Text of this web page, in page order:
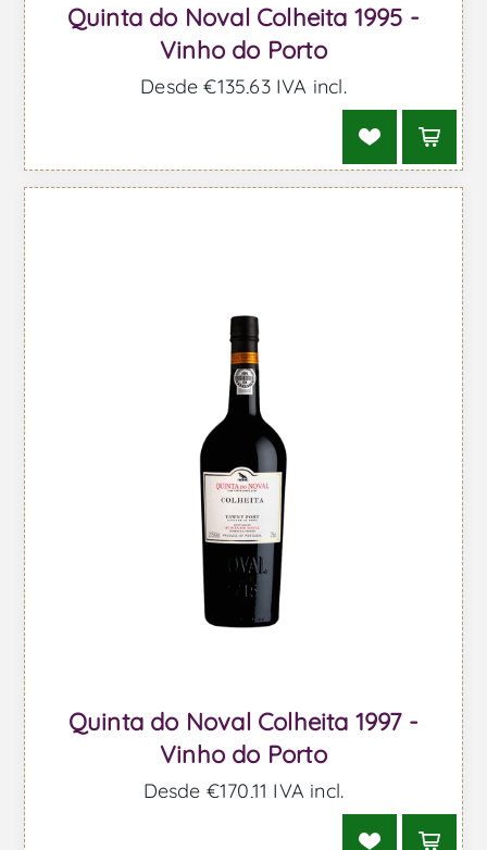
Quinta do Noval Colheita 1995 -
Vinho do Porto
Desde €135,63 IVA incl.
Quinta do Noval Colheita 1997 -
Vinho do Porto
Desde €170,11 IVA incl.